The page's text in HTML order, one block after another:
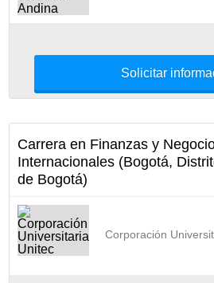
Solicitar
Carrera en Finanzas y
Internacionales (Bogotá,
de Bogotá)
Corporación